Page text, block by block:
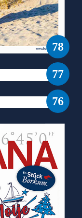
78
77
76